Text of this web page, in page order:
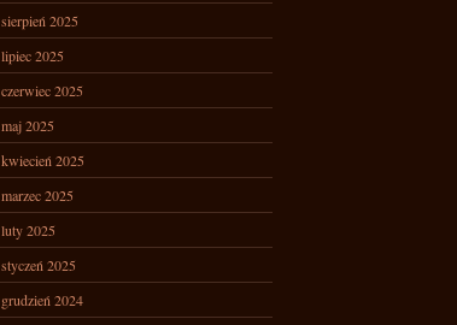
sierpień 2025
lipiec 2025
czerwiec 2025
maj 2025
kwiecień 2025
marzec 2025
luty 2025
styczeń 2025
grudzień 2024